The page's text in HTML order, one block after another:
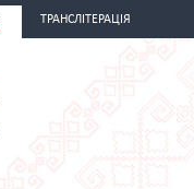
ТРАНСЛІТЕРАЦІЯ